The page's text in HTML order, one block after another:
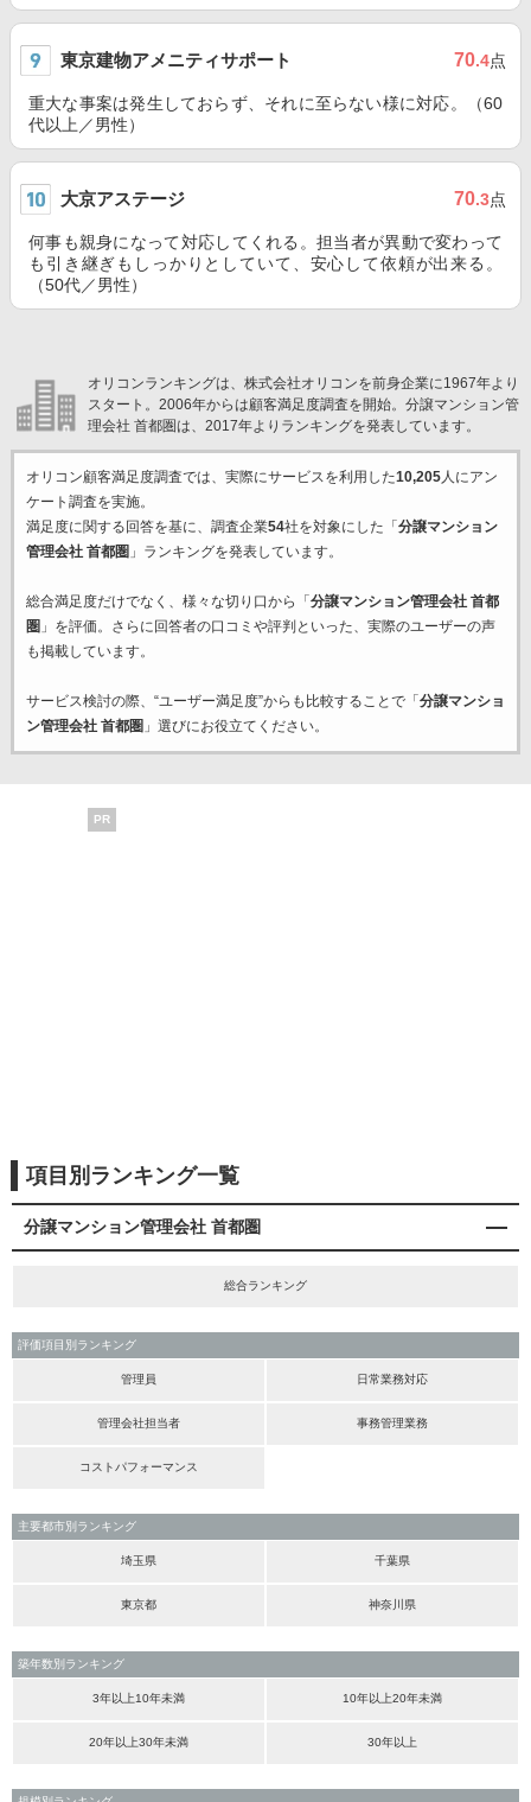
東京建物アメニティサポート 70.4点
重大な事案は発生しておらず、それに至らない様に対応。（60
代以上／男性）
大京アステージ 70.3点
何事も親身になって対応してくれる。担当者が異動で変わって
も引き継ぎもしっかりとしていて、安心して依頼が出来る。
（50代／男性）
オリコンランキングは、株式会社オリコンを前身企業に1967年より
スタート。2006年からは顧客満足度調査を開始。分譲マンション管
理会社 首都圏は、2017年よりランキングを発表しています。
オリコン顧客満足度調査では、実際にサービスを利用した10,205人にアン
ケート調査を実施。
満足度に関する回答を基に、調査企業54社を対象にした「 分譲マンション
管理会社 首都圏 」ランキングを発表しています。
総合満足度だけでなく、様々な切り口から「 分譲マンション管理会社 首都
圏 」を評価。さらに回答者の口コミや評判といった、実際のユーザーの声
も掲載しています。
サービス検討の際、“ユーザー満足度”からも比較することで「 分譲マンショ
ン管理会社 首都圏 」選びにお役立てください。
PR
項目別ランキング一覧
分譲マンション管理会社 首都圏
総合ランキング
評価項目別ランキング
管理員 日常業務対応
管理会社担当者 事務管理業務
コストパフォーマンス
主要都市別ランキング
埼玉県 千葉県
東京都 神奈川県
築年数別ランキング
3年以上10年未満 10年以上20年未満
20年以上30年未満 30年以上